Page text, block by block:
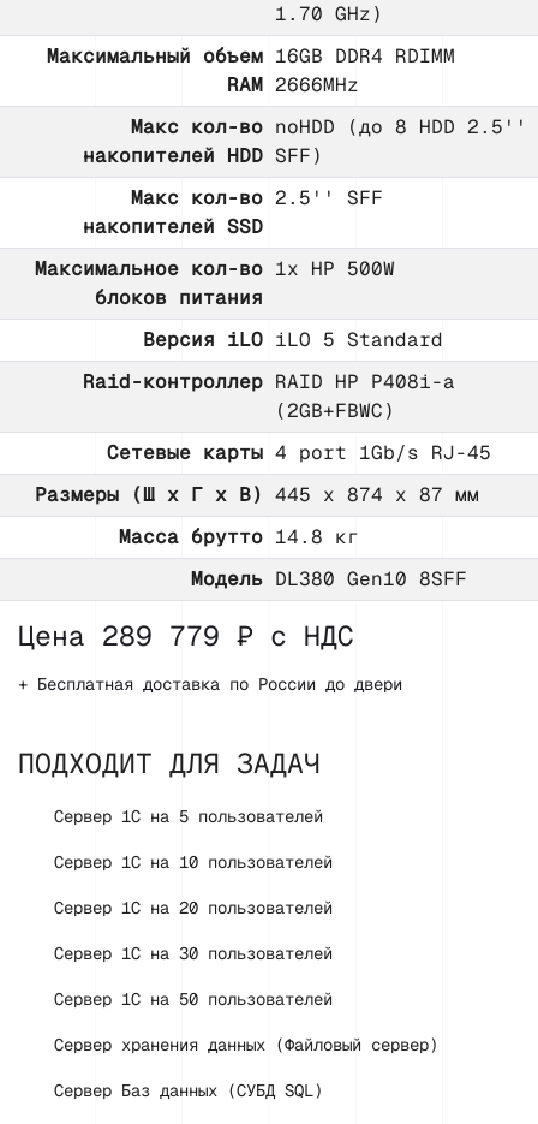
1.70 GHz)
Максимальный объем
RAM
16GB DDR4 RDIMM
2666MHz
Макс кол-во
накопителей HDD
noHDD (до 8 HDD 2.5''
SFF)
Макс кол-во
накопителей SSD
2.5'' SFF
Максимальное кол-во
блоков питания
1x HP 500W
Версия iLO iLO 5 Standard
Raid-контроллер RAID HP P408i-a
(2GB+FBWC)
Сетевые карты 4 port 1Gb/s RJ-45
Размеры (Ш х Г х В) 445 x 874 x 87 мм
Масса брутто 14.8 кг
Модель DL380 Gen10 8SFF
Цена 289 779 ₽ с НДС
+ Бесплатная доставка по России до двери
ПОДХОДИТ ДЛЯ ЗАДАЧ
Сервер 1С на 5 пользователей
Сервер 1С на 10 пользователей
Сервер 1С на 20 пользователей
Сервер 1С на 30 пользователей
Сервер 1С на 50 пользователей
Сервер хранения данных (Файловый сервер)
Сервер Баз данных (СУБД SQL)